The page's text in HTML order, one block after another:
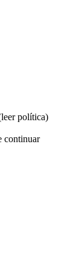
política)
continuar